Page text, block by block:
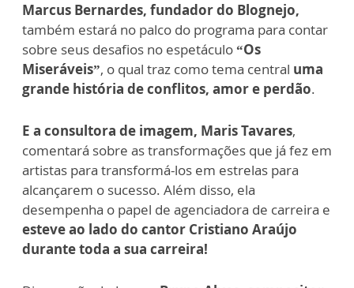
Marcus Bernardes, fundador do Blognejo,
também estará no palco do programa para contar
sobre seus desafios no espetáculo“Os
Miseráveis”, o qual traz como tema central uma
grande história de conflitos, amor e perdão.
E a consultora de imagem, Maris Tavares,
comentará sobre as transformações que já fez em
artistas para transformá-los em estrelas para
alcançarem o sucesso. Além disso, ela
desempenha o papel de agenciadora de carreira e
esteve ao lado do cantor Cristiano Araújo
durante toda a sua carreira!